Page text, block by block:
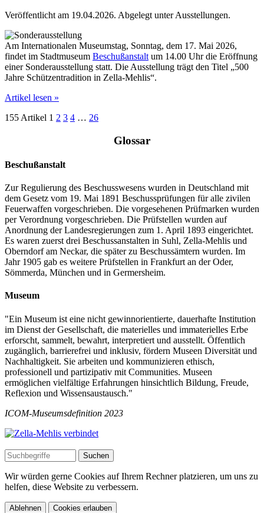
Veröffentlicht am 19.04.2026. Abgelegt unter Ausstellungen.
Am Internationalen Museumstag, Sonntag, dem 17. Mai 2026,
findet im Stadtmuseum Beschußanstalt um 14.00 Uhr die Eröffnung
einer Sonderausstellung statt. Die Ausstellung trägt den Titel „500
Jahre Schützentradition in Zella-Mehlis“.
Artikel lesen »
155 Artikel 1 2 3 4 … 26
Glossar
Beschußanstalt
Zur Regulierung des Beschusswesens wurden in Deutschland mit
dem Gesetz vom 19. Mai 1891 Beschussprüfungen für alle zivilen
Feuerwaffen vorgeschrieben. Die vorgesehenen Prüfmarken wurden
per Verordnung vorgeschrieben. Die Prüfstellen wurden auf
Anordnung der Landesregierungen zum 1. April 1893 eingerichtet.
Es waren zuerst drei Beschussanstalten in Suhl, Zella-Mehlis und
Oberndorf am Neckar, die später zu Beschussämtern wurden. Im
Jahr 1905 gab es weitere Prüfstellen in Frankfurt an der Oder,
Sömmerda, München und in Germersheim.
Museum
"Ein Museum ist eine nicht gewinnorientierte, dauerhafte Institution
im Dienst der Gesellschaft, die materielles und immaterielles Erbe
erforscht, sammelt, bewahrt, interpretiert und ausstellt. Öffentlich
zugänglich, barrierefrei und inklusiv, fördern Museen Diversität und
Nachhaltigkeit. Sie arbeiten und kommunizieren ethisch,
professionell und partizipativ mit Communities. Museen
ermöglichen vielfältige Erfahrungen hinsichtlich Bildung, Freude,
Reflexion und Wissensaustausch."
ICOM-Museumsdefinition 2023
Wir würden gerne Cookies auf Ihrem Rechner platzieren, um uns zu
helfen, diese Website zu verbessern.
Ablehnen Cookies erlauben